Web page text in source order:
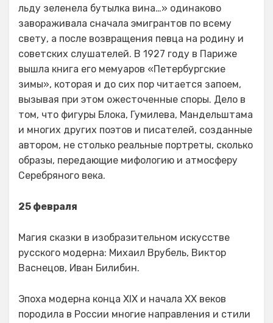
льду зеленела бутылка вина…» одинаково
завораживала сначала эмигрантов по всему
свету, а после возвращения певца на родину и
советских слушателей. В 1927 году в Париже
вышла книга его мемуаров «Петербургские
зимы», которая и до сих пор читается запоем,
вызывая при этом ожесточенные споры. Дело в
том, что фигуры Блока, Гумилева, Мандельштама
и многих других поэтов и писателей, созданные
автором, не столько реальные портреты, сколько
образы, передающие мифологию и атмосферу
Серебряного века.
25 февраля
Магия сказки в изобразительном искусстве
русского модерна: Михаил Врубель, Виктор
Васнецов, Иван Билибин.
Эпоха модерна конца XIX и начала XX веков
породила в России многие направления и стили